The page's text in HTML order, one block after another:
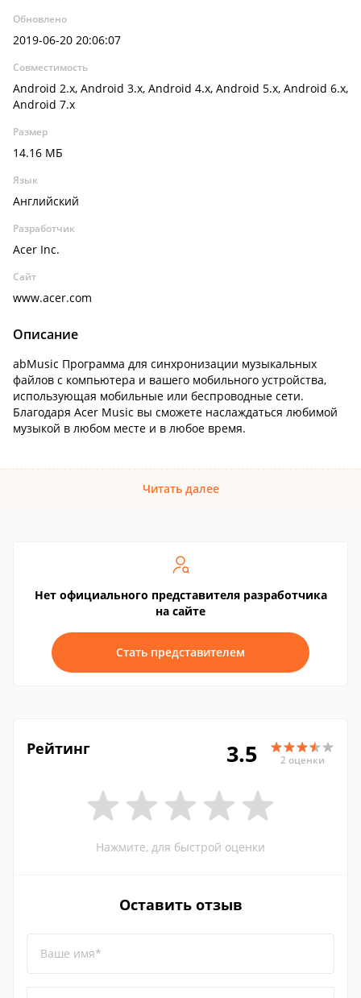
Обновлено
2019-06-20 20:06:07
Совместимость
Android 2.x, Android 3.x, Android 4.x, Android 5.x, Android 6.x,
Android 7.x
Размер
14.16 МБ
Язык
Английский
Разработчик
Acer Inc.
Сайт
www.acer.com
Описание
abMusic Программа для синхронизации музыкальных
файлов с компьютера и вашего мобильного устройства,
использующая мобильные или беспроводные сети.
Благодаря Acer Music вы сможете наслаждаться любимой
музыкой в любом месте и в любое время.
Читать далее
Нет официального представителя разработчика
на сайте
Стать представителем
Рейтинг 3.5 2 оценки
Нажмите, для быстрой оценки
Оставить отзыв
Ваше имя*